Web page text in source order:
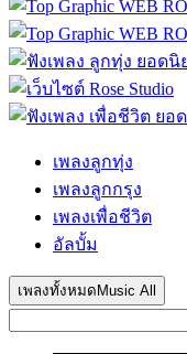
เพลงลูกทุ่ง
เพลงลูกกรุง
เพลงเพื่อชีวิต
อัลบั้ม
เพลงทั้งหมด Music All